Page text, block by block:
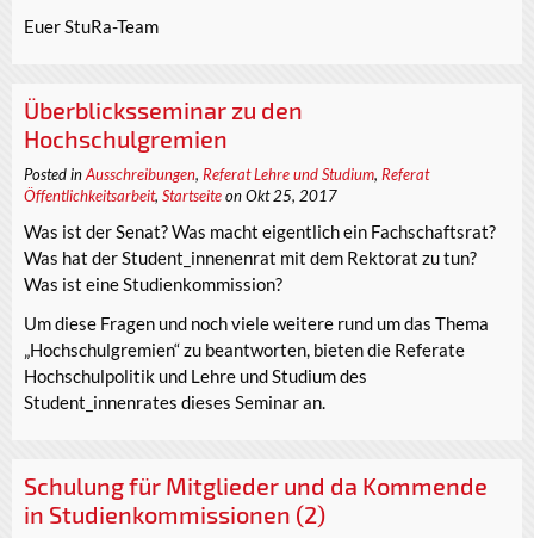
Euer StuRa-Team
Überblicksseminar zu den
Hochschulgremien
Posted inAusschreibungen, Referat Lehre und Studium, Referat
Öffentlichkeitsarbeit, Startseiteon Okt 25, 2017
Was ist der Senat? Was macht eigentlich ein Fachschaftsrat?
Was hat der Student_innenenrat mit dem Rektorat zu tun?
Was ist eine Studienkommission?
Um diese Fragen und noch viele weitere rund um das Thema
„Hochschulgremien“ zu beantworten, bieten die Referate
Hochschulpolitik und Lehre und Studium des
Student_innenrates dieses Seminar an.
Schulung für Mitglieder und da Kommende
in Studienkommissionen (2)